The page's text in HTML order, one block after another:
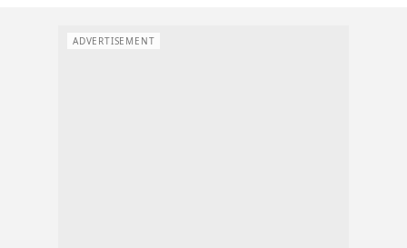
ADVERTISEMENT